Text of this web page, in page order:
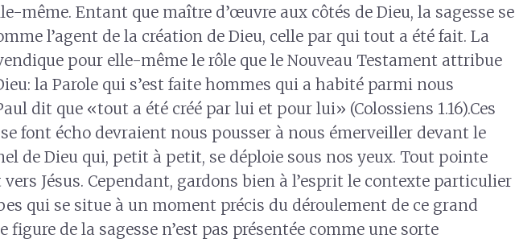
même. Entant que maître d’œuvre aux côtés de Dieu, la sagesse se
l’agent de la création de Dieu, celle par qui tout a été fait. La
pour elle-même le rôle que le Nouveau Testament attribue
la Parole qui s’est faite hommes qui a habité parmi nous
dit que «tout a été créé par lui et pour lui» (Colossiens 1.16).Ces
font écho devraient nous pousser à nous émerveiller devant le
de Dieu qui, petit à petit, se déploie sous nos yeux. Tout pointe
Jésus. Cependant, gardons bien à l’esprit le contexte particulier
qui se situe à un moment précis du déroulement de ce grand
figure de la sagesse n’est pas présentée comme une sorte